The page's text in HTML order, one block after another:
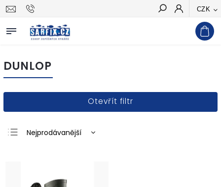
CZK
Hledat
DUNLOP
Otevřít filtr
Nejprodávanější
Abecedně